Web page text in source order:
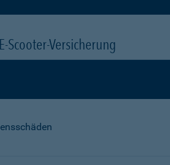
Scooter-Versicherung